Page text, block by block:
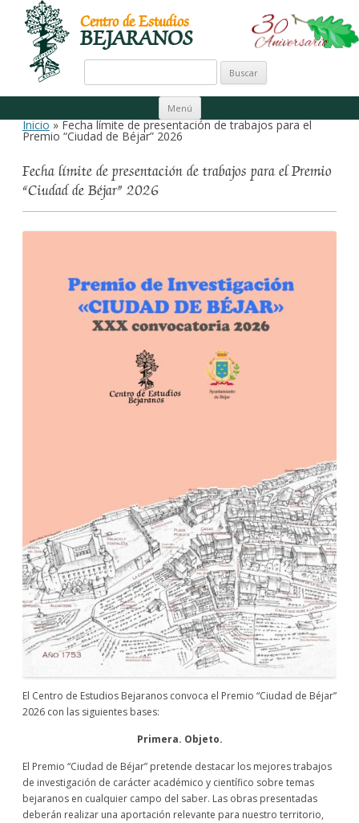
Centro de Estudios
BEJARANOS
Buscar:
Menú
Ir al contenido
Inicio» Fecha límite de presentación de trabajos para el
Premio “Ciudad de Béjar” 2026
Fecha límite de presentación de trabajos para el Premio
“Ciudad de Béjar” 2026
El Centro de Estudios Bejaranos convoca el Premio “Ciudad de Béjar”
2026 con las siguientes bases:
Primera. Objeto.
El Premio “Ciudad de Béjar” pretende destacar los mejores trabajos
de investigación de carácter académico y científico sobre temas
bejaranos en cualquier campo del saber. Las obras presentadas
deberán realizar una aportación relevante para nuestro territorio,